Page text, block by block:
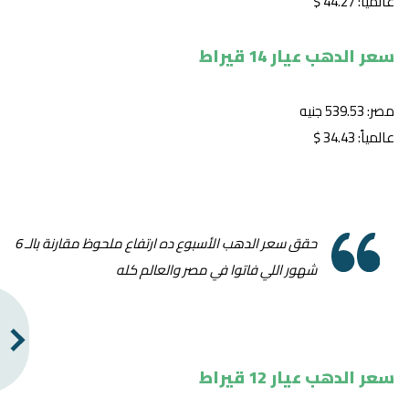
سعر الدهب عيار 14 قيراط
مصر: 539.53 جنيه
عالمياً: 34.43 $
حقق سعر الدهب الأسبوع ده ارتفاع ملحوظ مقارنة بالـ 6
شهور اللي فاتوا في مصر والعالم كله
سعر الدهب عيار 12 قيراط